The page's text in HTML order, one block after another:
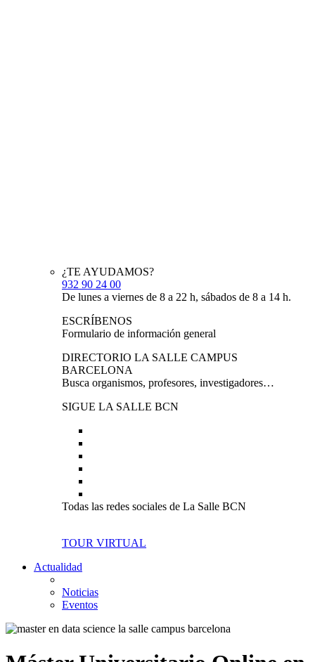
¿TE AYUDAMOS?
932 90 24 00
De lunes a viernes de 8 a 22 h, sábados de 8 a 14 h.
ESCRÍBENOS
Formulario de información general
DIRECTORIO LA SALLE CAMPUS
BARCELONA
Busca organismos, profesores, investigadores…
SIGUE LA SALLE BCN
Todas las redes sociales de La Salle BCN
TOUR VIRTUAL
Actualidad
Noticias
Eventos